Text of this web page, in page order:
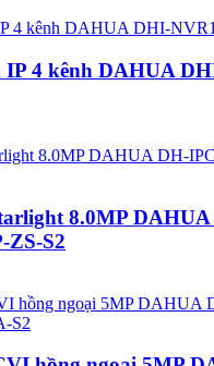
4 kênh DAHUA
8.0MP
ZS-S2